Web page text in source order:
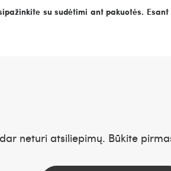
su sudėtimi ant pakuotės. Esant
neturi atsiliepimų. Būkite